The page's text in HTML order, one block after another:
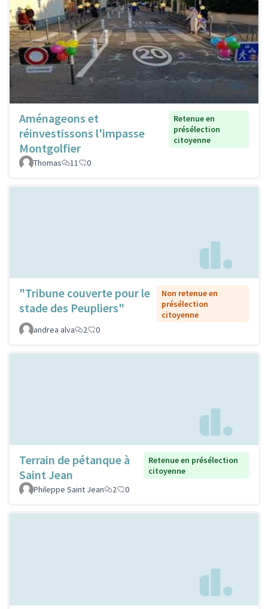
Aménageons et
réinvestissons l'impasse
Montgolfier
Retenue en
présélection
citoyenne
Thomas 11 0
"Tribune couverte pour le
stade des Peupliers"
Non retenue en
présélection
citoyenne
andrea alva
2 0
Terrain de pétanque à
Saint Jean
Retenue en présélection
citoyenne
Phileppe Saint Jean
2 0